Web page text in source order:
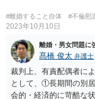
#離婚すること自体 #不倫慰
2023年10月10日
離婚・男女問題に
髙橋 俊太 弁護士
裁判上、有責配偶者に
として、①長期間の別
会的・経済的に苛酷な